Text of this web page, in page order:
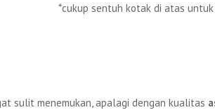
*cukup sentuh kotak di atas untuk
sulit menemukan, apalagi dengan kualitas